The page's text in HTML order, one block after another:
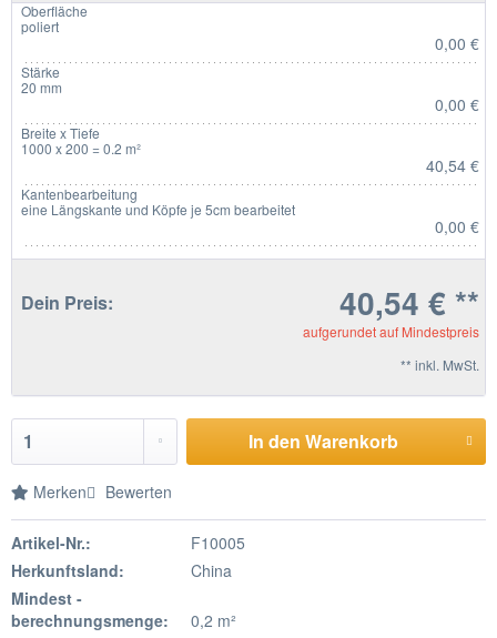
Oberfläche
poliert
0,00 €
Stärke
20 mm
0,00 €
Breite x Tiefe
1000 x 200 = 0.2 m²
40,54 €
Kantenbearbeitung
eine Längskante und Köpfe je 5cm bearbeitet
0,00 €
Dein Preis: 40,54 € **
aufgerundet auf Mindestpreis
** inkl. MwSt.
In den Warenkorb
Merken Bewerten
Artikel-Nr.:
F10005
Herkunftsland:
China
Mindest -
berechnungsmenge:
0,2 m²